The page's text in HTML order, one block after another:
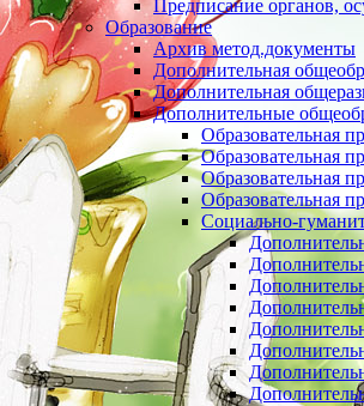
Предписание органов,
Образование
Архив метод.документы
Дополнительная
Дополнительная
Дополнительные
Образовательная
Образовательная
Образовательная
Образовательная
Социально-